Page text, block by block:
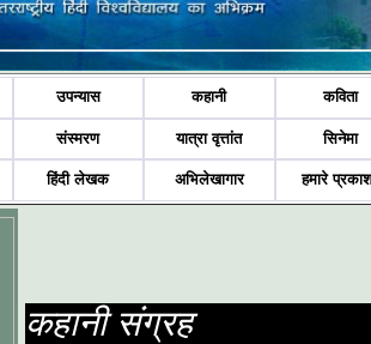
उपन्यास कहानी कविता
संस्मरण यात्रा वृत्तांत सिनेमा
हिंदी लेखक अभिलेखागार हमारे
कहानी संग्रह